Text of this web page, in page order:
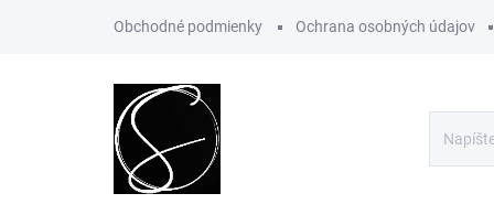
Obchodné podmienky Ochrana osobných údajov